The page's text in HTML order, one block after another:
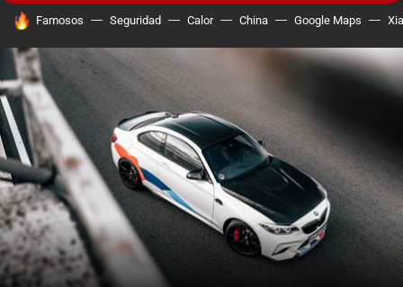
HOY SE HABLA DE
Famosos Seguridad Calor China Google Maps